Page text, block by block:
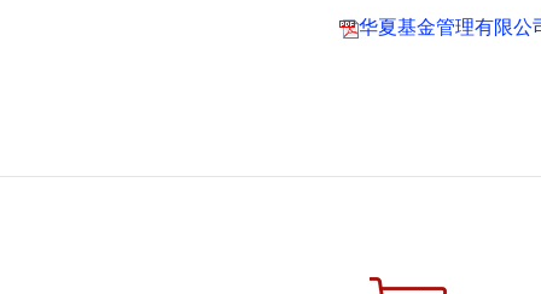
华夏基金管理有限公